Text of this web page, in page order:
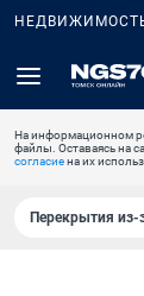
На информационном
файлы. Оставаясь на
согласиена их
Перекрытия из-